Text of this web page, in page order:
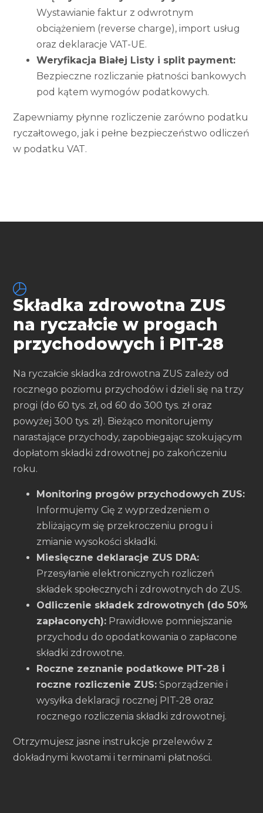
Wystawianie faktur z odwrotnym
obciążeniem (reverse charge), import usług
oraz deklaracje VAT-UE.
Weryfikacja Białej Listy i split payment:
Bezpieczne rozliczanie płatności bankowych
pod kątem wymogów podatkowych.
Zapewniamy płynne rozliczenie zarówno podatku
ryczałtowego, jak i pełne bezpieczeństwo odliczeń
w podatku VAT.
Składka zdrowotna ZUS
na ryczałcie w progach
przychodowych i PIT-28
Na ryczałcie składka zdrowotna ZUS zależy od
rocznego poziomu przychodów i dzieli się na trzy
progi (do 60 tys. zł, od 60 do 300 tys. zł oraz
powyżej 300 tys. zł). Bieżąco monitorujemy
narastające przychody, zapobiegając szokującym
dopłatom składki zdrowotnej po zakończeniu
roku.
Monitoring progów przychodowych ZUS:
Informujemy Cię z wyprzedzeniem o
zbliżającym się przekroczeniu progu i
zmianie wysokości składki.
Miesięczne deklaracje ZUS DRA:
Przesyłanie elektronicznych rozliczeń
składek społecznych i zdrowotnych do ZUS.
Odliczenie składek zdrowotnych (do 50%
zapłaconych): Prawidłowe pomniejszanie
przychodu do opodatkowania o zapłacone
składki zdrowotne.
Roczne zeznanie podatkowe PIT-28 i
roczne rozliczenie ZUS: Sporządzenie i
wysyłka deklaracji rocznej PIT-28 oraz
rocznego rozliczenia składki zdrowotnej.
Otrzymujesz jasne instrukcje przelewów z
dokładnymi kwotami i terminami płatności.